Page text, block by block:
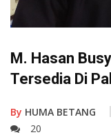
M. Hasan
Tersedia Di
By HUMA BETANG
20